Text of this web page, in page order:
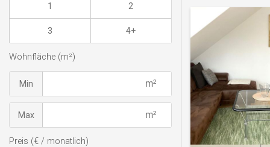
1 2
3 4+
Wohnfläche (m²)
Min
Max
Preis (€ / monatlich)